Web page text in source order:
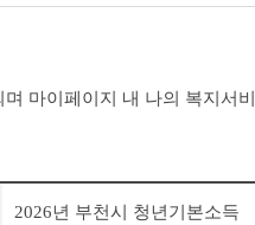
마이페이지 내 나의 복지서
2026년 부천시 청년기본소득